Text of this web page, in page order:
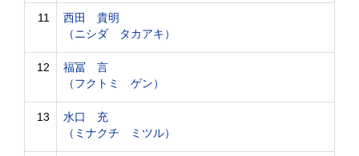
11
西田 貴明
（ニシダ タカアキ）
12
福冨 言
（フクトミ ゲン）
13
水口 充
（ミナクチ ミツル）